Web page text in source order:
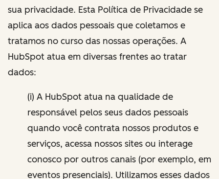
sua privacidade. Esta Política de Privacidade se
aplica aos dados pessoais que coletamos e
tratamos no curso das nossas operações. A
HubSpot atua em diversas frentes ao tratar
dados:
(i) A HubSpot atua na qualidade de
responsável pelos seus dados pessoais
quando você contrata nossos produtos e
serviços, acessa nossos sites ou interage
conosco por outros canais (por exemplo, em
eventos presenciais). Utilizamos esses dados